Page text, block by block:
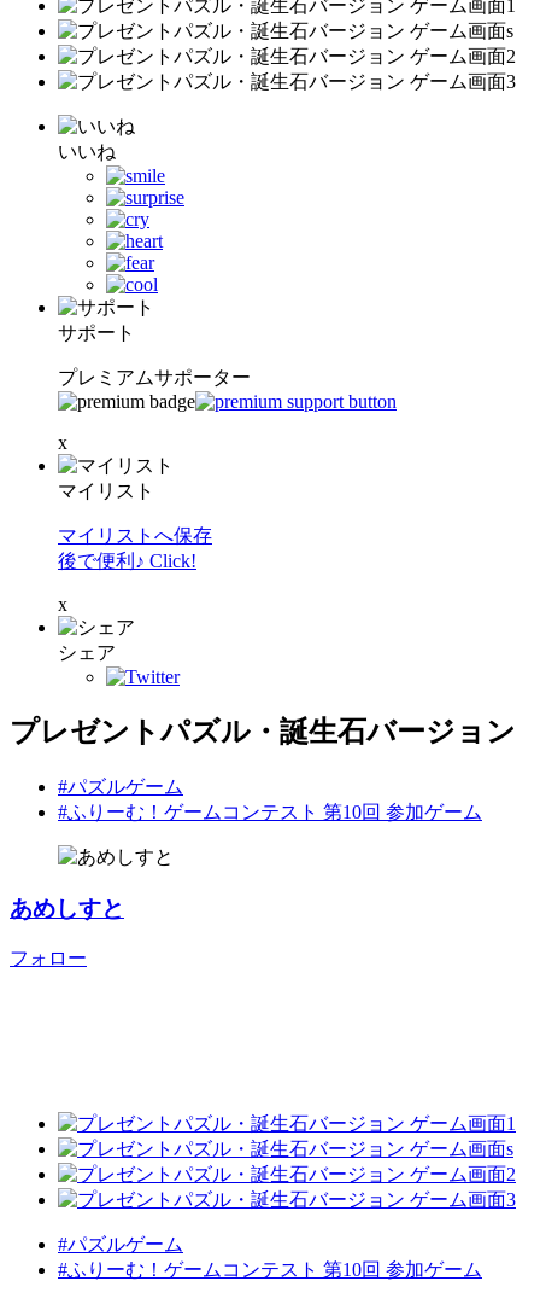
いいね
サポート
プレミアムサポーター
x
マイリスト
マイリストへ保存
後で便利♪ Click!
x
シェア
プレゼントパズル・誕生石バージョン
#パズルゲーム
#ふりーむ！ゲームコンテスト 第10回 参加ゲーム
あめしすと
フォロー
#パズルゲーム
#ふりーむ！ゲームコンテスト 第10回 参加ゲーム